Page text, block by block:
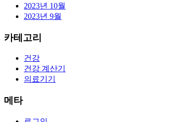
2023년 10월
2023년 9월
카테고리
건강
건강 계산기
의료기기
메타